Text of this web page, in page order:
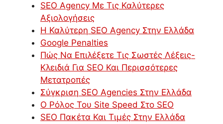
SEO Agency Με Τις Καλύτερες
Αξιολογήσεις
Η Καλύτερη SEO Agency Στην Ελλάδα
Google Penalties
Πώς Να Επιλέξετε Τις Σωστές Λέξεις-
Κλειδιά Για SEO Και Περισσότερες
Μετατροπές
Σύγκριση SEO Agencies Στην Ελλάδα
Ο Ρόλος Του Site Speed Στο SEO
SEO Πακέτα Και Τιμές Στην Ελλάδα